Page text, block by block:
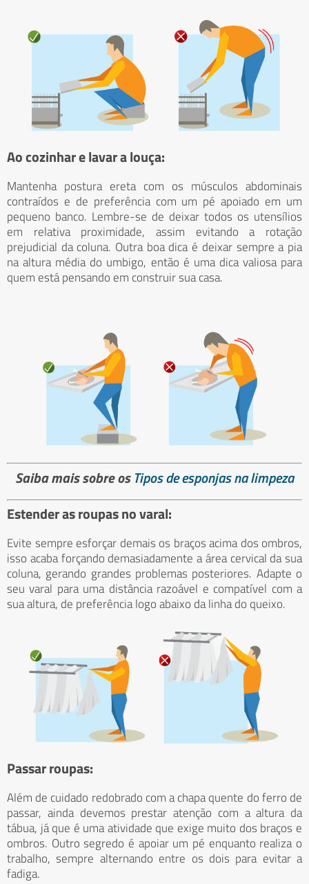
Ao cozinhar e lavar a louça:
Mantenha postura ereta com os músculos abdominais
contraídos e de preferência com um pé apoiado em um
pequeno banco. Lembre-se de deixar todos os utensílios
em relativa proximidade, assim evitando a rotação
prejudicial da coluna. Outra boa dica é deixar sempre a pia
na altura média do umbigo, então é uma dica valiosa para
quem está pensando em construir sua casa.
Saiba mais sobre osTipos de esponjas na limpeza
Estender as roupas no varal:
Evite sempre esforçar demais os braços acima dos ombros,
isso acaba forçando demasiadamente a área cervical da sua
coluna, gerando grandes problemas posteriores. Adapte o
seu varal para uma distância razoável e compatível com a
sua altura, de preferência logo abaixo da linha do queixo.
Passar roupas:
Além de cuidado redobrado com a chapa quente do ferro de
passar, ainda devemos prestar atenção com a altura da
tábua, já que é uma atividade que exige muito dos braços e
ombros. Outro segredo é apoiar um pé enquanto realiza o
trabalho, sempre alternando entre os dois para evitar a
fadiga.